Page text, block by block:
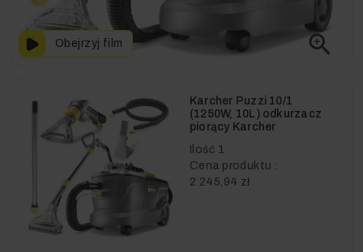
Obejrzyj film zoom_in
Karcher Puzzi 10/1
(1250W, 10L) odkurzacz
piorący Karcher
Ilość 1
Cena produktu :
2 245,94 zł